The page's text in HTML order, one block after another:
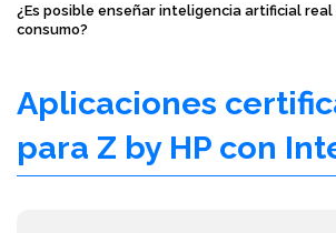
¿Es posible enseñar inteligencia artificial
consumo?
Aplicaciones
para Z by HP con